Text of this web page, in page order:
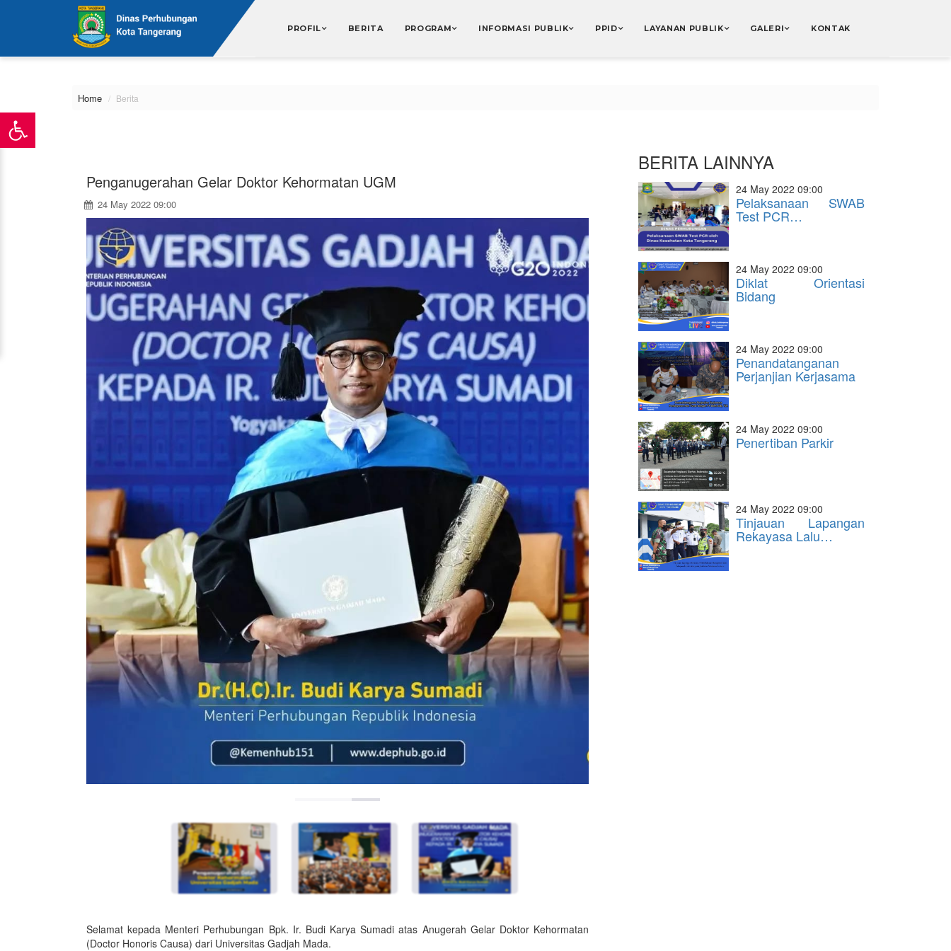
PROFIL BERITA PROGRAM INFORMASI PUBLIK PPID LAYANAN PUBLIK GALERI KONTAK
Home Berita
Penganugerahan Gelar Doktor Kehormatan UGM
24 May 2022 09:00
Selamat kepada Menteri Perhubungan Bpk. Ir. Budi Karya Sumadi atas Anugerah Gelar Doktor Kehormatan
(Doctor Honoris Causa) dari Universitas Gadjah Mada.
BERITA LAINNYA
24 May 2022 09:00
Pelaksanaan SWAB
Test PCR…
24 May 2022 09:00
Diklat Orientasi
Bidang
24 May 2022 09:00
Penandatanganan
Perjanjian Kerjasama
24 May 2022 09:00
Penertiban Parkir
24 May 2022 09:00
Tinjauan Lapangan
Rekayasa Lalu…